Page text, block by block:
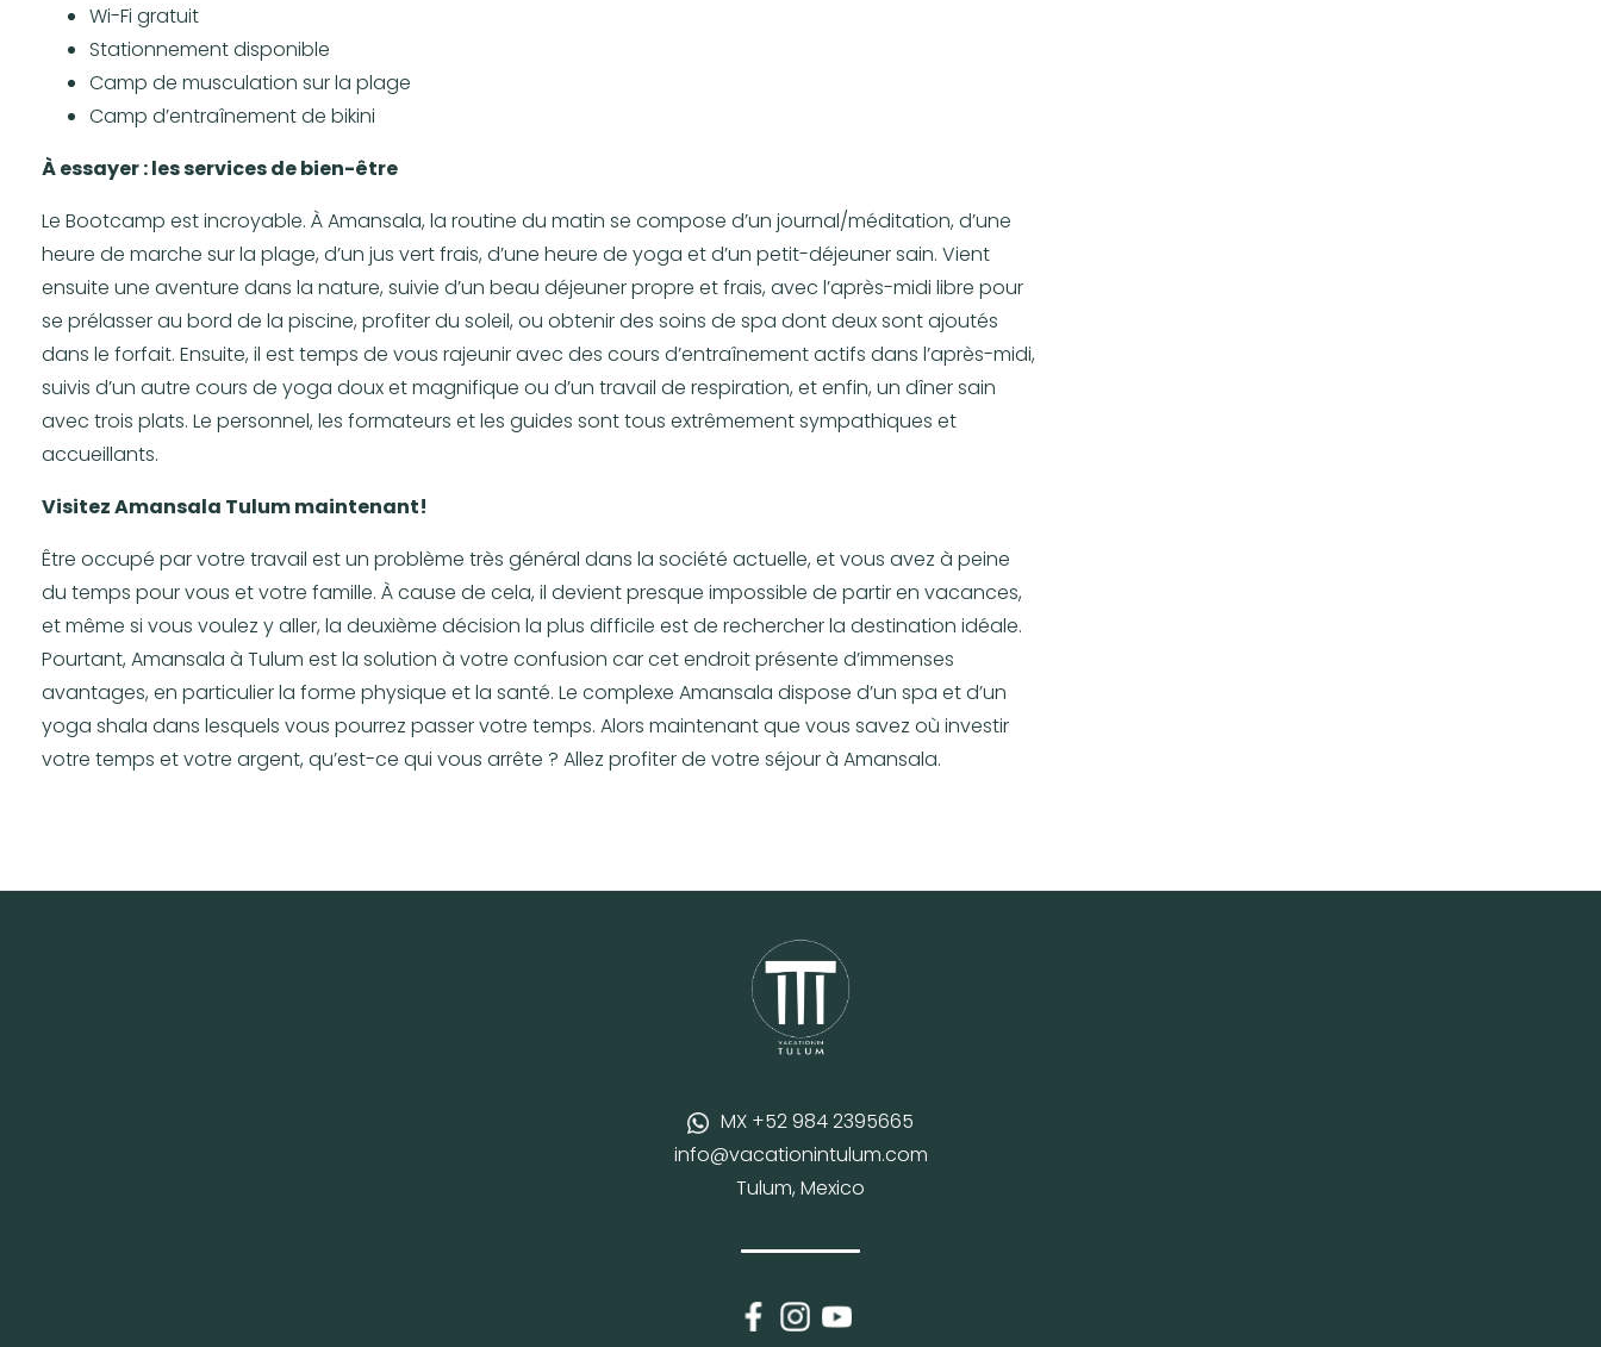
Wi-Fi gratuit
Stationnement disponible
Camp de musculation sur la plage
Camp d’entraînement de bikini
À essayer : les services de bien-être
Le Bootcamp est incroyable. À Amansala, la routine du matin se compose d’un journal/méditation, d’une
heure de marche sur la plage, d’un jus vert frais, d’une heure de yoga et d’un petit-déjeuner sain. Vient
ensuite une aventure dans la nature, suivie d’un beau déjeuner propre et frais, avec l’après-midi libre pour
se prélasser au bord de la piscine, profiter du soleil, ou obtenir des soins de spa dont deux sont ajoutés
dans le forfait. Ensuite, il est temps de vous rajeunir avec des cours d’entraînement actifs dans l’après-midi,
suivis d’un autre cours de yoga doux et magnifique ou d’un travail de respiration, et enfin, un dîner sain
avec trois plats. Le personnel, les formateurs et les guides sont tous extrêmement sympathiques et
accueillants.
Visitez Amansala Tulum maintenant!
Être occupé par votre travail est un problème très général dans la société actuelle, et vous avez à peine
du temps pour vous et votre famille. À cause de cela, il devient presque impossible de partir en vacances,
et même si vous voulez y aller, la deuxième décision la plus difficile est de rechercher la destination idéale.
Pourtant, Amansala à Tulum est la solution à votre confusion car cet endroit présente d’immenses
avantages, en particulier la forme physique et la santé. Le complexe Amansala dispose d’un spa et d’un
yoga shala dans lesquels vous pourrez passer votre temps. Alors maintenant que vous savez où investir
votre temps et votre argent, qu’est-ce qui vous arrête ? Allez profiter de votre séjour à Amansala.
MX +52 984 2395665
info@vacationintulum.com
Tulum, Mexico